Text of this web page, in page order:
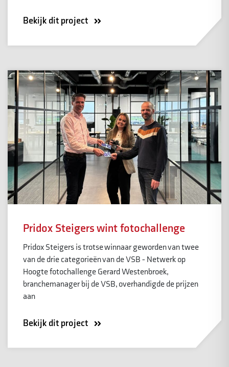
Bekijk dit project
Pridox Steigers wint fotochallenge
Pridox Steigers is trotse winnaar geworden van twee
van de drie categorieën van de VSB - Netwerk op
Hoogte fotochallenge Gerard Westenbroek,
branchemanager bij de VSB, overhandigde de prijzen
aan
Bekijk dit project